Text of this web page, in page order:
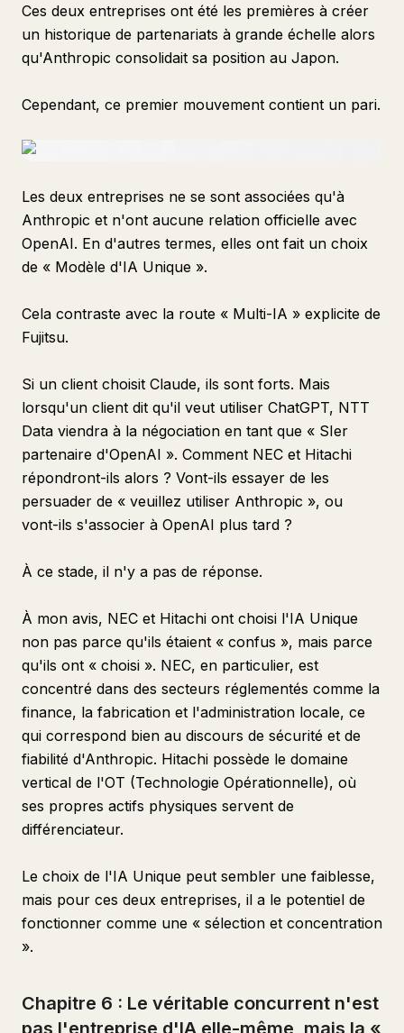
Ces deux entreprises ont été les premières à créer
un historique de partenariats à grande échelle alors
qu'Anthropic consolidait sa position au Japon.
Cependant, ce premier mouvement contient un pari.
Les deux entreprises ne se sont associées qu'à
Anthropic et n'ont aucune relation officielle avec
OpenAI. En d'autres termes, elles ont fait un choix
de « Modèle d'IA Unique ».
Cela contraste avec la route « Multi-IA » explicite de
Fujitsu.
Si un client choisit Claude, ils sont forts. Mais
lorsqu'un client dit qu'il veut utiliser ChatGPT, NTT
Data viendra à la négociation en tant que « SIer
partenaire d'OpenAI ». Comment NEC et Hitachi
répondront-ils alors ? Vont-ils essayer de les
persuader de « veuillez utiliser Anthropic », ou
vont-ils s'associer à OpenAI plus tard ?
À ce stade, il n'y a pas de réponse.
À mon avis, NEC et Hitachi ont choisi l'IA Unique
non pas parce qu'ils étaient « confus », mais parce
qu'ils ont « choisi ». NEC, en particulier, est
concentré dans des secteurs réglementés comme la
finance, la fabrication et l'administration locale, ce
qui correspond bien au discours de sécurité et de
fiabilité d'Anthropic. Hitachi possède le domaine
vertical de l'OT (Technologie Opérationnelle), où
ses propres actifs physiques servent de
différenciateur.
Le choix de l'IA Unique peut sembler une faiblesse,
mais pour ces deux entreprises, il a le potentiel de
fonctionner comme une « sélection et concentration
».
Chapitre 6 : Le véritable concurrent n'est
pas l'entreprise d'IA elle-même, mais la «